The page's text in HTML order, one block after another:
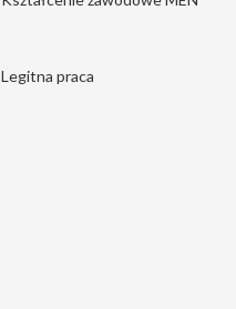
Legitna praca